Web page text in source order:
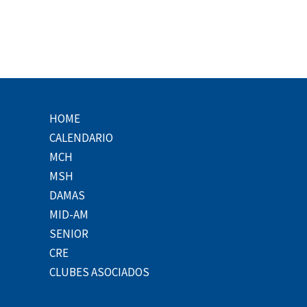
HOME
CALENDARIO
MCH
MSH
DAMAS
MID-AM
SENIOR
CRE
CLUBES ASOCIADOS